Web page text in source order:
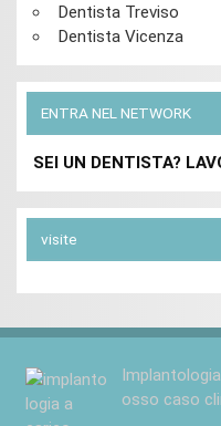
Dentista Treviso
Dentista Vicenza
ENTRA NEL NETWORK
SEI UN DENTISTA?
visite
osso caso